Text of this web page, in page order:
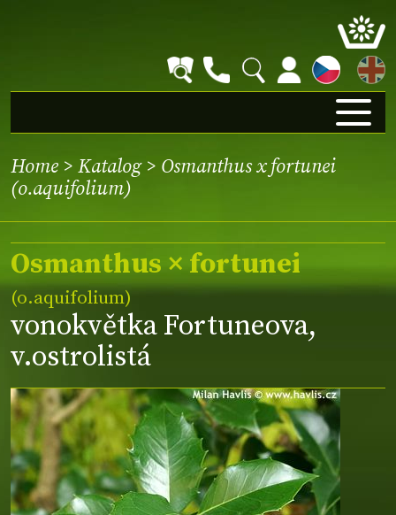
EN
Home > Katalog> Osmanthus x fortunei
(o.aquifolium)
Osmanthus × fortunei
(o.aquifolium)
vonokvětka Fortuneova,
v.ostrolistá